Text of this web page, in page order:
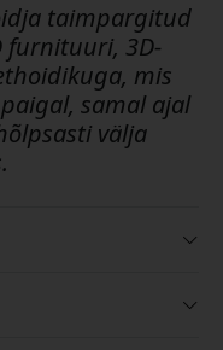
taimpargitud
furnituuri, 3D-
mis
samal ajal
välja